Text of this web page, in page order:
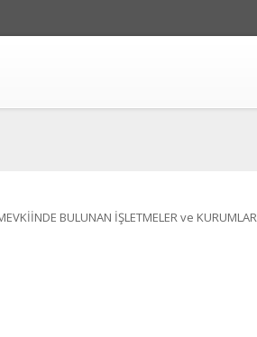
BULUNAN İŞLETMELER ve